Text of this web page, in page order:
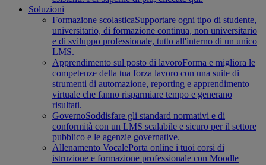
Soluzioni
Formazione scolasticaSupportare ogni tipo di studente,
universitario, di formazione continua, non universitario
e di sviluppo professionale, tutto all'interno di un unico
LMS.
Apprendimento sul posto di lavoroForma e migliora le
competenze della tua forza lavoro con una suite di
strumenti di automazione, reporting e apprendimento
virtuale che fanno risparmiare tempo e generano
risultati.
GovernoSoddisfare gli standard normativi e di
conformità con un LMS scalabile e sicuro per il settore
pubblico e le agenzie governative.
Allenamento VocalePorta online i tuoi corsi di
istruzione e formazione professionale con Moodle